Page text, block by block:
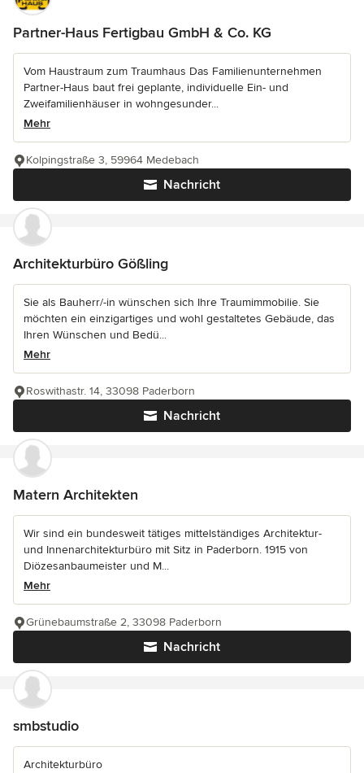
Partner-Haus Fertigbau GmbH & Co. KG
Vom Haustraum zum Traumhaus Das Familienunternehmen
Partner-Haus baut frei geplante, individuelle Ein- und
Zweifamilienhäuser in wohngesunder...
Mehr
Nachricht
Kolpingstraße 3, 59964 Medebach
Architekturbüro Gößling
Sie als Bauherr/-in wünschen sich Ihre Traumimmobilie. Sie
möchten ein einzigartiges und wohl gestaltetes Gebäude, das
Ihren Wünschen und Bedü...
Mehr
Nachricht
Roswithastr. 14, 33098 Paderborn
Matern Architekten
Wir sind ein bundesweit tätiges mittelständiges Architektur-
und Innenarchitekturbüro mit Sitz in Paderborn. 1915 von
Diözesanbaumeister und M...
Mehr
Nachricht
Grünebaumstraße 2, 33098 Paderborn
smbstudio
Architekturbüro